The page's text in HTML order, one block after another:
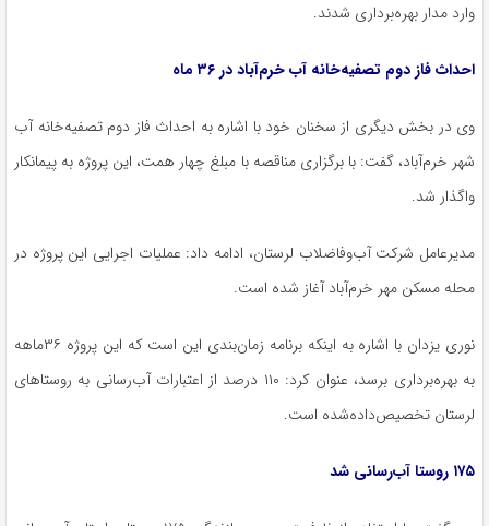
وارد مدار بهره‌برداری شدند.
احداث فاز دوم تصفیه‌خانه آب خرم‌آباد در ۳۶ ماه
وی در بخش دیگری از سخنان خود با اشاره به احداث فاز دوم تصفیه‌خانه آب
شهر خرم‌آباد، گفت: با برگزاری مناقصه با مبلغ چهار همت، این پروژه به پیمانکار
واگذار شد.
مدیرعامل شرکت آب‌وفاضلاب لرستان، ادامه داد: عملیات اجرایی این پروژه در
محله مسکن مهر خرم‌آباد آغاز شده است.
نوری یزدان با اشاره به اینکه برنامه زمان‌بندی این است که این پروژه ۳۶ماهه
به بهره‌برداری برسد، عنوان کرد: ۱۱۰ درصد از اعتبارات آب‌رسانی به روستاهای
لرستان تخصیص‌داده‌شده است.
۱۷۵ روستا آب‌رسانی شد